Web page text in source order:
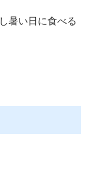
暑い日に食べる